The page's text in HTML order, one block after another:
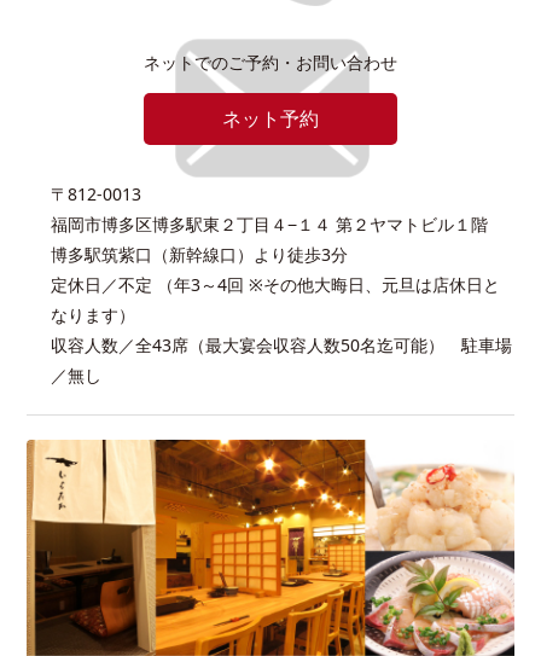
ネットでのご予約・お問い合わせ
ネット予約
〒812-0013
福岡市博多区博多駅東２丁目４−１４ 第２ヤマトビル１階
博多駅筑紫口（新幹線口）より徒歩3分
定休日／不定 （年3～4回 ※その他大晦日、元旦は店休日と
なります）
収容人数／全43席（最大宴会収容人数50名迄可能） 駐車場
／無し